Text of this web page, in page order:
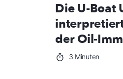
Die U-Boat
der Oil-
3 Minuten